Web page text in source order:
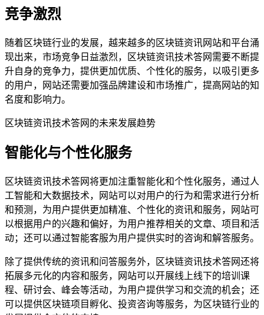
竞争激烈
随着区块链行业的发展，越来越多的区块链资讯网站和平台涌
现出来，市场竞争日益激烈，区块链资讯技术答网需要不断提
升自身的竞争力，提供更加优质、个性化的服务，以吸引更多
的用户，网站还需要加强品牌建设和市场推广，提高网站的知
名度和影响力。
区块链资讯技术答网的未来发展趋势
智能化与个性化服务
区块链资讯技术答网将更加注重智能化和个性化服务，通过人
工智能和大数据技术，网站可以对用户的行为和需求进行分析
和预测，为用户提供更加精准、个性化的资讯和服务，网站可
以根据用户的兴趣和偏好，为用户推荐相关的文章、项目和活
动；还可以通过智能客服为用户提供实时的咨询和解答服务。
除了提供传统的资讯和问答服务外，区块链资讯技术答网还将
拓展多元化的内容和服务，网站可以开展线上线下的培训课
程、研讨会、峰会等活动，为用户提供学习和交流的机会；还
可以提供区块链项目孵化、投资咨询等服务，为区块链行业的